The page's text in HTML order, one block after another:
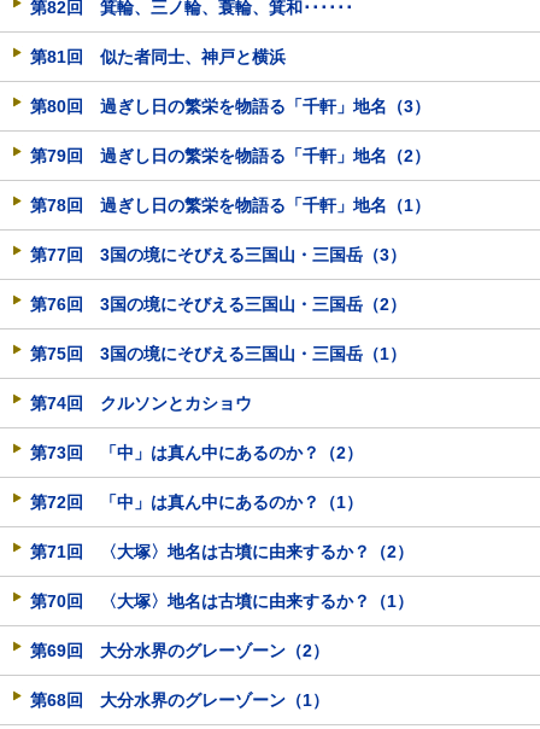
第82回 箕輪、三ノ輪、蓑輪、箕和･･････
第81回 似た者同士、神戸と横浜
第80回 過ぎし日の繁栄を物語る「千軒」地名（3）
第79回 過ぎし日の繁栄を物語る「千軒」地名（2）
第78回 過ぎし日の繁栄を物語る「千軒」地名（1）
第77回 3国の境にそびえる三国山・三国岳（3）
第76回 3国の境にそびえる三国山・三国岳（2）
第75回 3国の境にそびえる三国山・三国岳（1）
第74回 クルソンとカショウ
第73回 「中」は真ん中にあるのか？（2）
第72回 「中」は真ん中にあるのか？（1）
第71回 〈大塚〉地名は古墳に由来するか？（2）
第70回 〈大塚〉地名は古墳に由来するか？（1）
第69回 大分水界のグレーゾーン（2）
第68回 大分水界のグレーゾーン（1）